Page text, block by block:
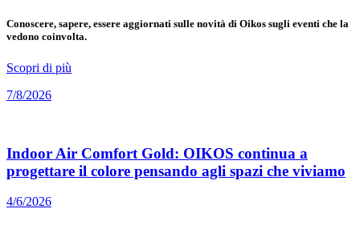
Conoscere, sapere, essere aggiornati sulle novità di Oikos sugli eventi che la
vedono coinvolta.
Scopri di più
7/8/2026
Indoor Air Comfort Gold: OIKOS continua a
progettare il colore pensando agli spazi che viviamo
4/6/2026